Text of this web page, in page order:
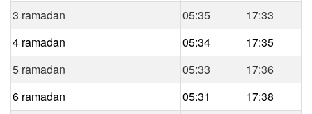
3 ramadan
05:35
17:33
4 ramadan
05:34
17:35
5 ramadan
05:33
17:36
6 ramadan
05:31
17:38